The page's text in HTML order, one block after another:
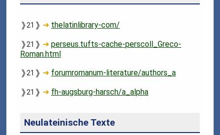
❱21 ❱ ➜ thelatinlibrary-com/
❱21 ❱ ➜perseus.tufts-cache-perscoll_Greco-
Roman.html
❱21 ❱ ➜ forumromanum-literature/authors_a
❱21 ❱ ➜ fh-augsburg-harsch/a_alpha
Neulateinische Texte